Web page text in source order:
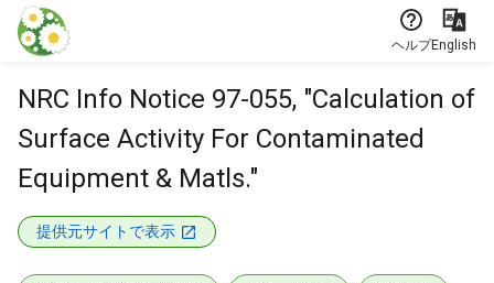
本文に飛ぶ
ヘルプEnglish
NRC Info Notice 97-055, "Calculation of
Surface Activity For Contaminated
Equipment & Matls."
提供元サイトで表示